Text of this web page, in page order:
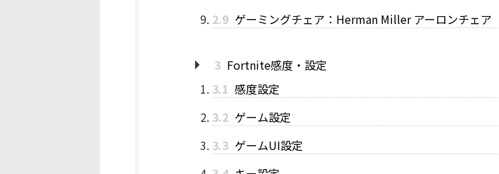
2.9 ゲーミングチェア：Herman Miller アーロンチェア
3 Fortnite感度・設定
3.1 感度設定
3.2 ゲーム設定
3.3 ゲームUI設定